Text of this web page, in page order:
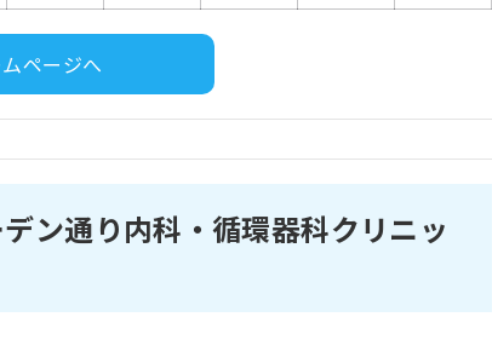
ページへ
通り内科・循環器科クリニッ